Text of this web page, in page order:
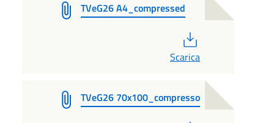
TVeG26 A4_compressed
Scarica
TVeG26 70x100_compresso